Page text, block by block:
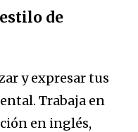
de
y expresar tus
Trabaja en
en inglés,